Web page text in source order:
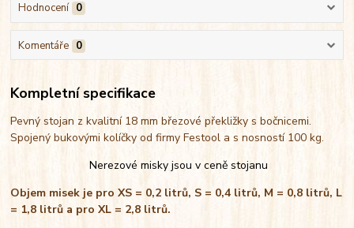
Hodnocení 0
Komentáře 0
Kompletní specifikace
Pevný stojan z kvalitní 18 mm březové překližky s bočnicemi.
Spojený bukovými kolíčky od firmy Festool a s nosností 100 kg.
Nerezové misky jsou v ceně stojanu
Objem misek je pro XS = 0,2 litrů, S = 0,4 litrů, M = 0,8 litrů, L
= 1,8 litrů a pro XL = 2,8 litrů.